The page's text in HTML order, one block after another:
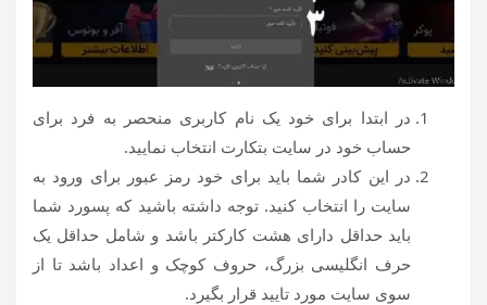
در ابتدا برای خود یک نام کاربری منحصر به فرد برای
حساب خود در سایت بتکارت انتخاب نمایید.
در این کادر شما باید برای خود رمز عبور برای ورود به
سایت را انتخاب کنید. توجه داشته باشید که پسورد شما
باید حداقل دارای هشت کارکتر باشد و شامل حداقل یک
حرف انگلیسی بزرگ، حروف کوچک و اعداد باشد تا از
سوی سایت مورد تایید قرار بگیرد.